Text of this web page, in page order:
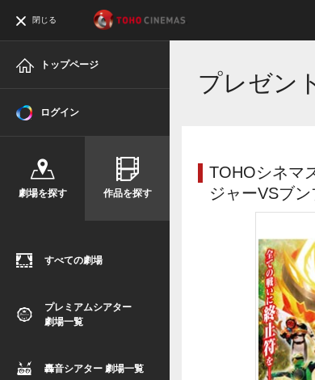
閉じる
トップページ
ログイン
劇場を探す 作品を探す
すべての劇場
プレミアムシアター
劇場一覧
轟音シアター 劇場一覧
プレゼン
TOHOシネマ
ジャーVSブ